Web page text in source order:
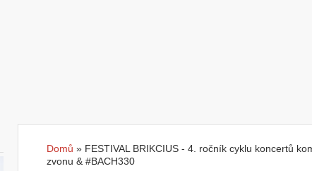
Jste zde
Domů » FESTIVAL BRIKCIUS - 4. ročník cyklu koncertů
zvonu & #BACH330